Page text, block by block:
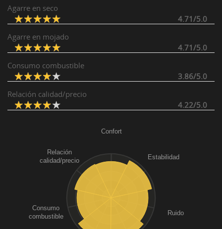
Agarre en seco
4.71/5.0
Agarre en mojado
4.71/5.0
Consumo combustible
3.86/5.0
Relación calidad/precio
4.22/5.0
Confort
Estabilidad
Ruido
Consumo
combustible
Relación
calidad/precio